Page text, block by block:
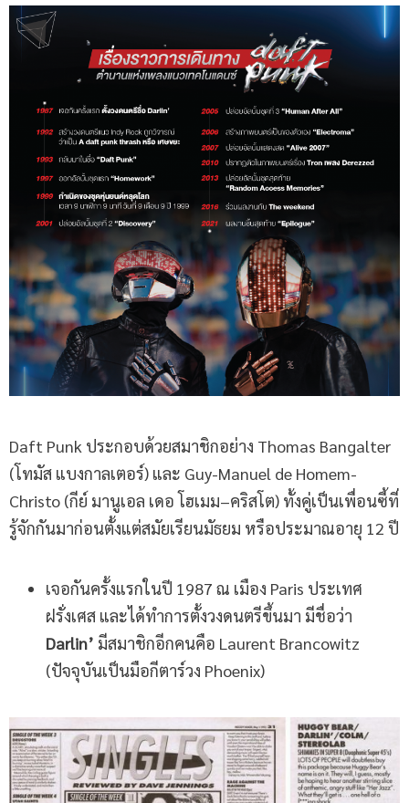
Daft Punk ประกอบด้วยสมาชิกอย่าง Thomas Bangalter
(โทมัส แบงกาลเตอร์) และ Guy-Manuel de Homem-
Christo (กีย์ มานูเอล เดอ โฮเมม–คริสโต) ทั้งคู่เป็นเพื่อนซี้ที่
รู้จักกันมาก่อนตั้งแต่สมัยเรียนมัธยม หรือประมาณอายุ 12 ปี
เจอกันครั้งแรกในปี 1987 ณ เมือง Paris ประเทศ
ฝรั่งเศส และได้ทำการตั้งวงดนตรีขึ้นมา มีชื่อว่า
Darlin’ มีสมาชิกอีกคนคือ Laurent Brancowitz
(ปัจจุบันเป็นมือกีตาร์วง Phoenix)